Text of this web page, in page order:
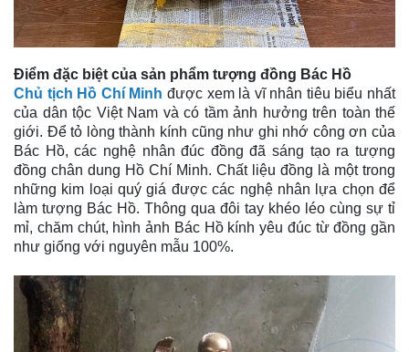
Điểm đặc biệt của sản phẩm tượng đồng Bác Hồ
Chủ tịch Hồ Chí Minh được xem là vĩ nhân tiêu biểu nhất
của dân tộc Việt Nam và có tầm ảnh hưởng trên toàn thế
giới. Để tỏ lòng thành kính cũng như ghi nhớ công ơn của
Bác Hồ, các nghệ nhân đúc đồng đã sáng tạo ra tượng
đồng chân dung Hồ Chí Minh. Chất liệu đồng là một trong
những kim loại quý giá được các nghệ nhân lựa chọn để
làm tượng Bác Hồ. Thông qua đôi tay khéo léo cùng sự tỉ
mỉ, chăm chút, hình ảnh Bác Hồ kính yêu đúc từ đồng gần
như giống với nguyên mẫu 100%.